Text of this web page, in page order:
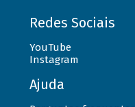
Redes Sociais
YouTube
Instagram
Ajuda